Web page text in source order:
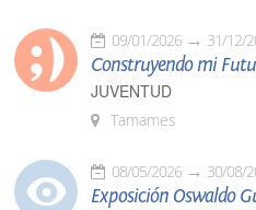
09/01/2026 31/12/
Construyendo mi
JUVENTUD
Tamames
08/05/2026 30/08/
Exposición Oswaldo